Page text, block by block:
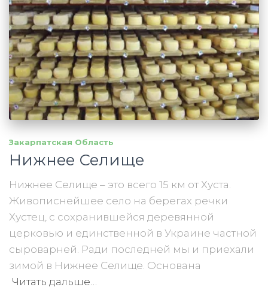
Закарпатская Область
Нижнее Селище
Нижнее Селище – это всего 15 км от Хуста.
Живописнейшее село на берегах речки
Хустец, с сохранившейся деревянной
церковью и единственной в Украине частной
сыроварней. Ради последней мы и приехали
зимой в Нижнее Селище. Основана
Читать дальше…